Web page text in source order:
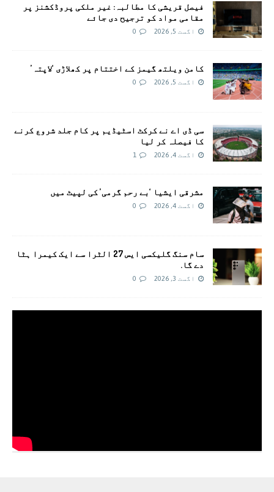
فیصل قریشی کا مطالبہ: غیر ملکی پروڈکشنز پر
مقامی مواد کو ترجیح دی جائے
اگست 5, 2026 0
کامن ویلتھ گیمز کے اختتام پر کھلاڑی ‘لاپتہ’
اگست 5, 2026 0
سی ڈی اے نے کرکٹ اسٹیڈیم پر کام جلد شروع کرنے
کا فیصلہ کر لیا
اگست 4, 2026 1
مشرقی ایشیا ‘بے رحم گرمی’ کی لپیٹ میں
اگست 4, 2026 0
سام سنگ گلیکسی ایس 27 الٹرا سے ایک کیمرا ہٹا
دے گا.
اگست 3, 2026 0